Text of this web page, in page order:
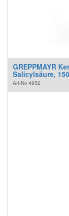
GREPPMAYR
Salicylsäure,
Art-No 4952